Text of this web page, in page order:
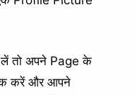
तो अपने Page के
करें और आपने